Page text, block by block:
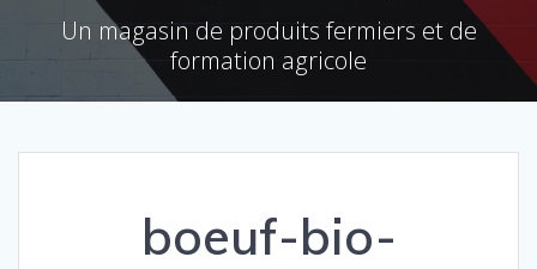
Un magasin de produits fermiers et de
formation agricole
boeuf-bio-